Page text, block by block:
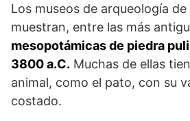
Los museos de arqueología
muestran, entre las más
mesopotámicas de piedra
3800 a.C. Muchas de ellas
animal, como el pato, con su
costado.